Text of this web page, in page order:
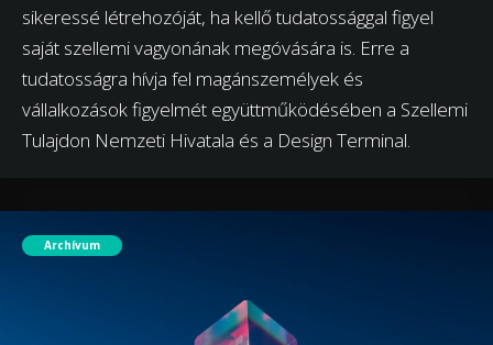
sikeressé létrehozóját, ha kellő tudatossággal figyel
saját szellemi vagyonának megóvására is. Erre a
tudatosságra hívja fel magánszemélyek és
vállalkozások figyelmét együttműködésében a Szellemi
Tulajdon Nemzeti Hivatala és a Design Terminal.
Archívum